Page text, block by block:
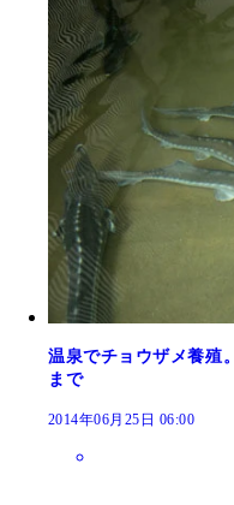
温泉でチョウザメ養殖
まで
2014年06月25日 06:00